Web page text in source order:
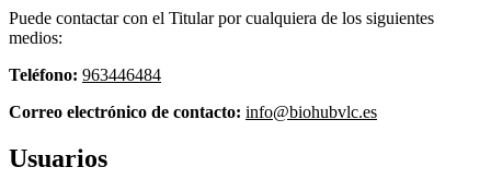
Puede contactar con el Titular por cualquiera de los siguientes
medios:
Teléfono: 963446484
Correo electrónico de contacto: info@biohubvlc.es
Usuarios